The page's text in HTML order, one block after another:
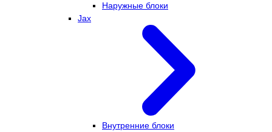
Наружные блоки
Jax
Внутренние блоки